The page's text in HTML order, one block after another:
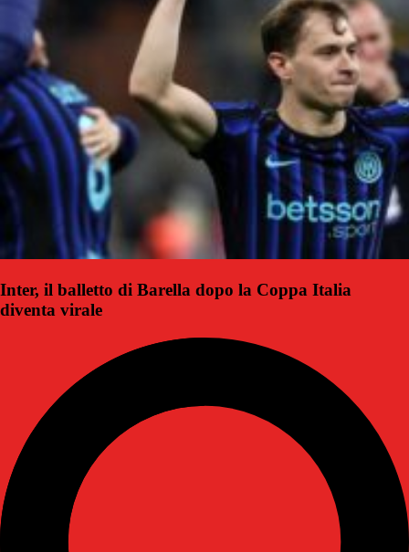
Inter, il balletto di Barella dopo la Coppa Italia
diventa virale